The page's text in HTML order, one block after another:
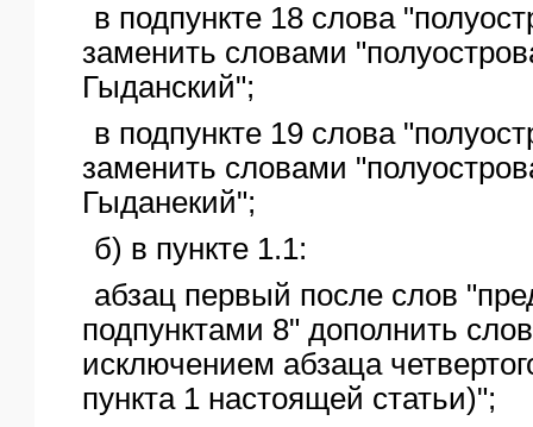
в подпункте 18 слова
заменить словами
Гыданский";
в подпункте 19 слова
заменить словами
Гыданекий";
б) в пункте 1.1:
абзац первый после слов
подпунктами 8" дополнить
исключением абзаца
пункта 1 настоящей статьи)";